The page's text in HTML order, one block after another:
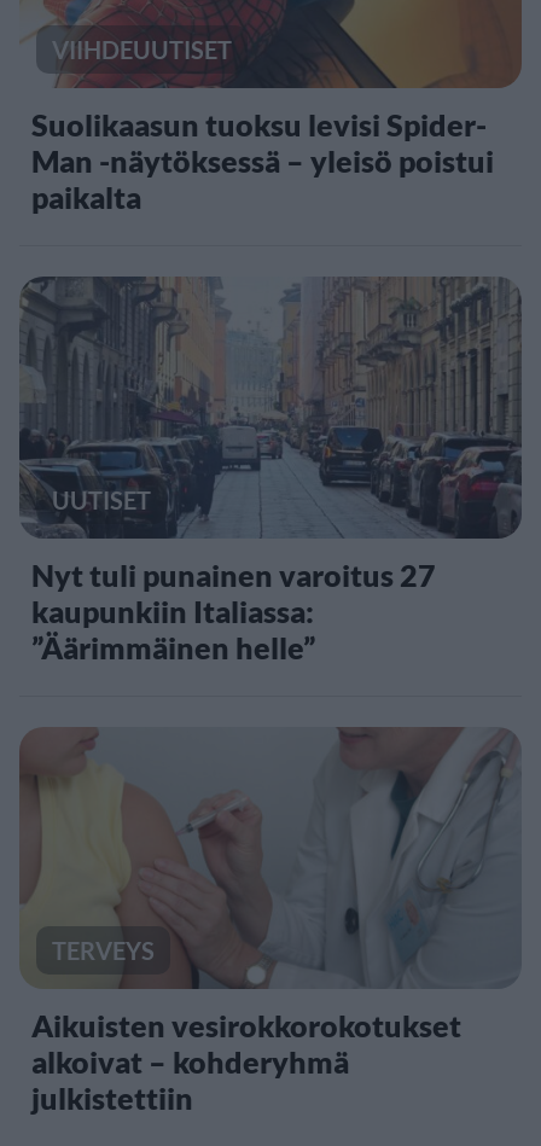
VIIHDEUUTISET
Suolikaasun tuoksu levisi Spider-
Man -näytöksessä – yleisö poistui
paikalta
UUTISET
Nyt tuli punainen varoitus 27
kaupunkiin Italiassa:
”Äärimmäinen helle”
TERVEYS
Aikuisten vesirokkorokotukset
alkoivat – kohderyhmä
julkistettiin